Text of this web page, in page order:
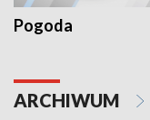
Pogoda
ARCHIWUM